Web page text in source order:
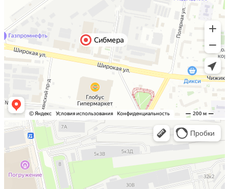
Санкт-Петербург